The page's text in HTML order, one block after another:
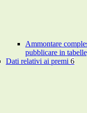
Ammontare
pubblicare in
Dati relativi ai premi 6